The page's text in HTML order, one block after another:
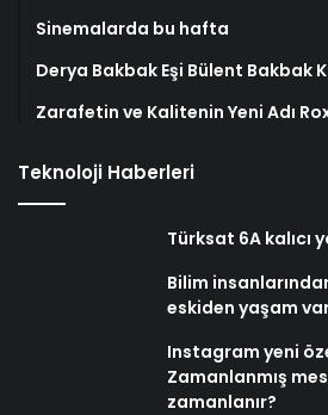
Sinemalarda bu hafta
Derya Bakbak Eşi Bülent Bakbak
Zarafetin ve Kalitenin Yeni Adı
Teknoloji Haberleri
Türksat 6A kalıcı
Bilim
eskiden yaşam var
Instagram yeni
Zamanlanmış
zamanlanır?